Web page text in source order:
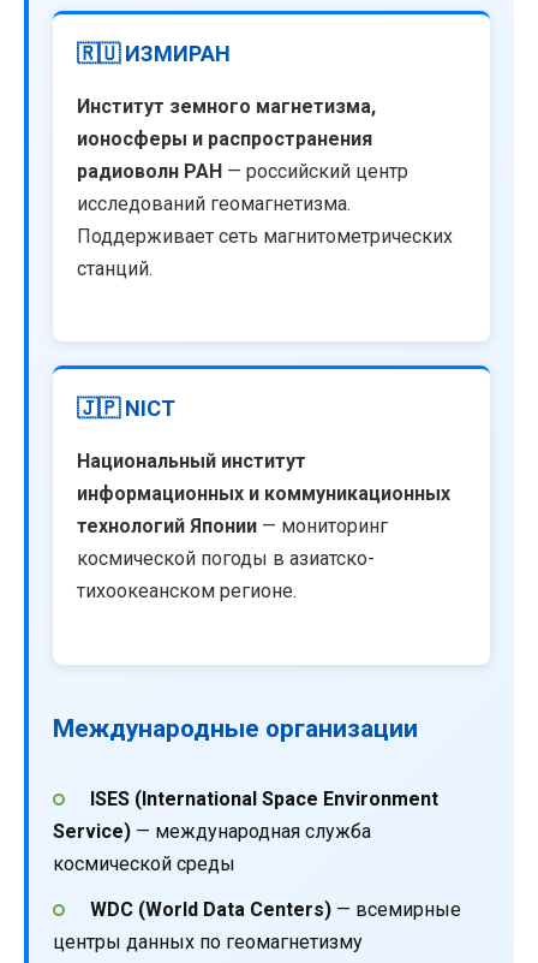
🇷🇺 ИЗМИРАН
Институт земного магнетизма,
ионосферы и распространения
радиоволн РАН — российский центр
исследований геомагнетизма.
Поддерживает сеть магнитометрических
станций.
🇯🇵 NICT
Национальный институт
информационных и коммуникационных
технологий Японии — мониторинг
космической погоды в азиатско-
тихоокеанском регионе.
Международные организации
ISES (International Space Environment
Service) — международная служба
космической среды
WDC (World Data Centers)— всемирные
центры данных по геомагнетизму